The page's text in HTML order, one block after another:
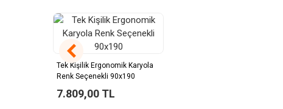
Tek Kişilik Ergonomik Karyola
Renk Seçenekli 90x190
7.809,00 TL